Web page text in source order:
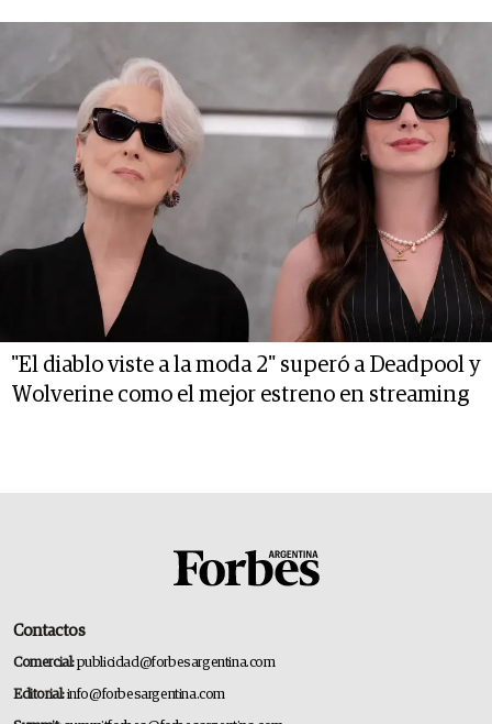
"El diablo viste a la moda 2" superó a Deadpool y
Wolverine como el mejor estreno en streaming
Contactos
Comercial:publicidad@forbesargentina.com
Editorial:info@forbesargentina.com